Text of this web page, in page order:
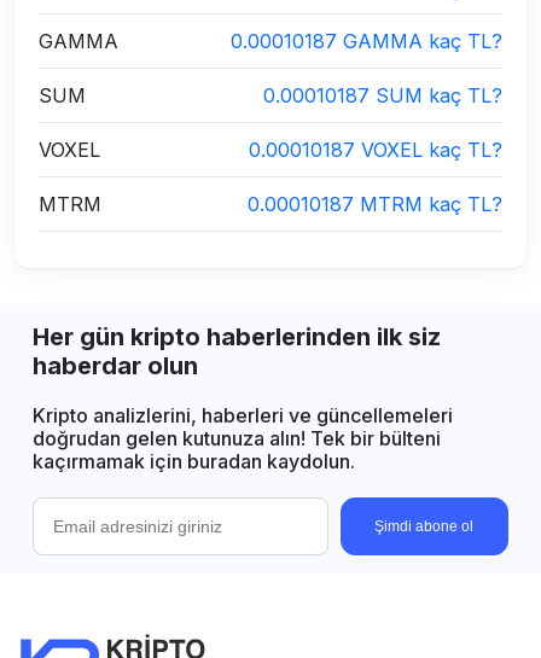
GAMMA 0.00010187 GAMMA kaç TL?
SUM 0.00010187 SUM kaç TL?
VOXEL 0.00010187 VOXEL kaç TL?
MTRM 0.00010187 MTRM kaç TL?
Her gün kripto haberlerinden ilk siz
haberdar olun
Kripto analizlerini, haberleri ve güncellemeleri
doğrudan gelen kutunuza alın! Tek bir bülteni
kaçırmamak için buradan kaydolun.
Şimdi abone ol